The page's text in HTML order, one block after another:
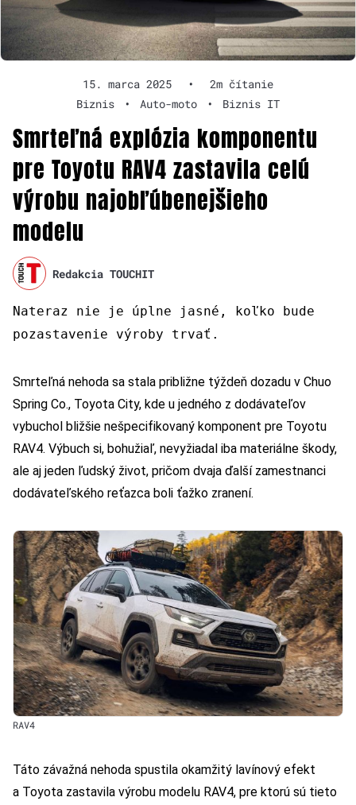
15. marca 2025 •
2m čítanie
Biznis
• Auto-moto • Biznis IT
Smrteľná explózia komponentu
pre Toyotu RAV4 zastavila celú
výrobu najobľúbenejšieho
modelu
Redakcia TOUCHIT
Nateraz nie je úplne jasné, koľko bude
pozastavenie výroby trvať.
Smrteľná nehoda sa stala približne týždeň dozadu v Chuo
Spring Co., Toyota City, kde u jedného z dodávateľov
vybuchol bližšie nešpecifikovaný komponent pre Toyotu
RAV4. Výbuch si, bohužiaľ, nevyžiadal iba materiálne škody,
ale aj jeden ľudský život, pričom dvaja ďalší zamestnanci
dodávateľského reťazca boli ťažko zranení.
RAV4
Táto závažná nehoda spustila okamžitý lavínový efekt
a Toyota zastavila výrobu modelu RAV4, pre ktorú sú tieto